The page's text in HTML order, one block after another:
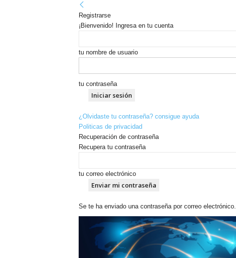
Registrarse
¡Bienvenido! Ingresa en tu cuenta
tu nombre de usuario
tu contraseña
¿Olvidaste tu contraseña? consigue ayuda
Politicas de privacidad
Recuperación de contraseña
Recupera tu contraseña
tu correo electrónico
Se te ha enviado una contraseña por correo electrónico.